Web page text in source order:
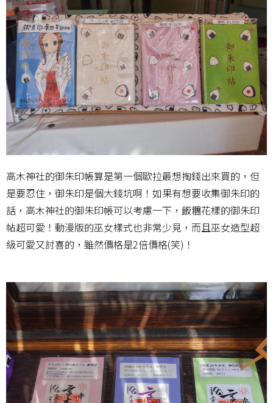
高木神社的御朱印帳算是第一個歐拉最想掏錢出來買的，但
是要忍住，御朱印是個大錢坑啊！如果有想要收集御朱印的
話，高木神社的御朱印帳可以考慮一下，飯糰花樣的御朱印
帖超可愛！動漫版的巫女樣式也非常少見，而且巫女造型超
級可愛又討喜的，雖然價格是2倍價格(笑)！